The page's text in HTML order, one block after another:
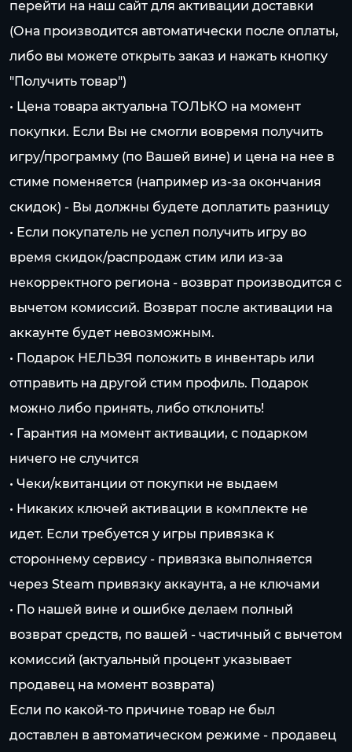
перейти на наш сайт для активации доставки
(Она производится автоматически после оплаты,
либо вы можете открыть заказ и нажать кнопку
"Получить товар")
• Цена товара актуальна ТОЛЬКО на момент
покупки. Если Вы не смогли вовремя получить
игру/программу (по Вашей вине) и цена на нее в
стиме поменяется (например из-за окончания
скидок) - Вы должны будете доплатить разницу
• Если покупатель не успел получить игру во
время скидок/распродаж стим или из-за
некорректного региона - возврат производится с
вычетом комиссий. Возврат после активации на
аккаунте будет невозможным.
• Подарок НЕЛЬЗЯ положить в инвентарь или
отправить на другой стим профиль. Подарок
можно либо принять, либо отклонить!
• Гарантия на момент активации, с подарком
ничего не случится
• Чеки/квитанции от покупки не выдаем
• Никаких ключей активации в комплекте не
идет. Если требуется у игры привязка к
стороннему сервису - привязка выполняется
через Steam привязку аккаунта, а не ключами
• По нашей вине и ошибке делаем полный
возврат средств, по вашей - частичный с вычетом
комиссий (актуальный процент указывает
продавец на момент возврата)
Если по какой-то причине товар не был
доставлен в автоматическом режиме - продавец